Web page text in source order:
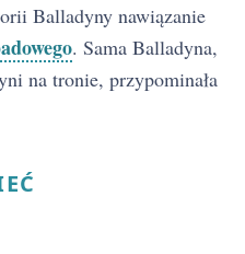
Balladyny nawiązanie
. Sama Balladyna,
na tronie, przypominała